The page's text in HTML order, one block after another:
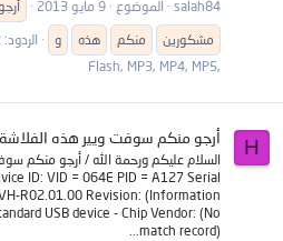
salah84
الموضوع 9 مايو 2013
مشكورين
منكم هذه و الردود: 2
,Flash, MP3, MP4, MP5
H أرجو منكم سوفت ويير هذه الفلاشة
ID: VID = 064E PID = A127 Serial
R02.01.00 Revision: (Information
USB device - Chip Vendor: (No
match record)...